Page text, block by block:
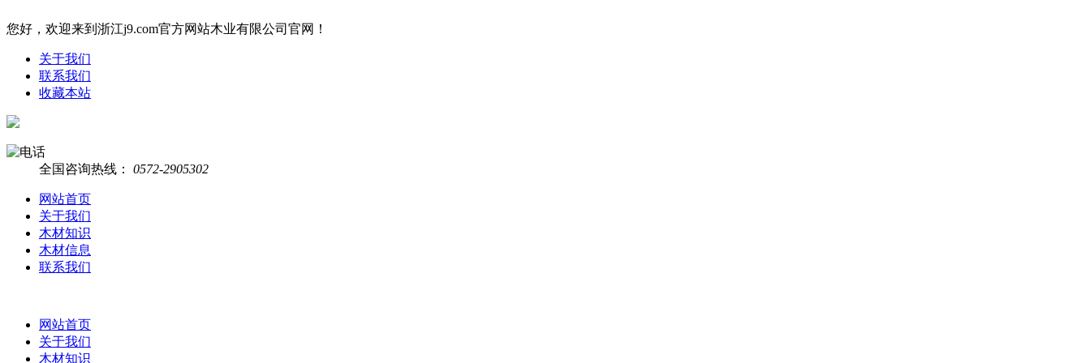
您好，欢迎来到浙江j9.com官方网站木业有限公司官网！
关于我们
联系我们
收藏本站
全国咨询热线： 0572-2905302
网站首页
关于我们
木材知识
木材信息
联系我们
网站首页
关于我们
木材知识